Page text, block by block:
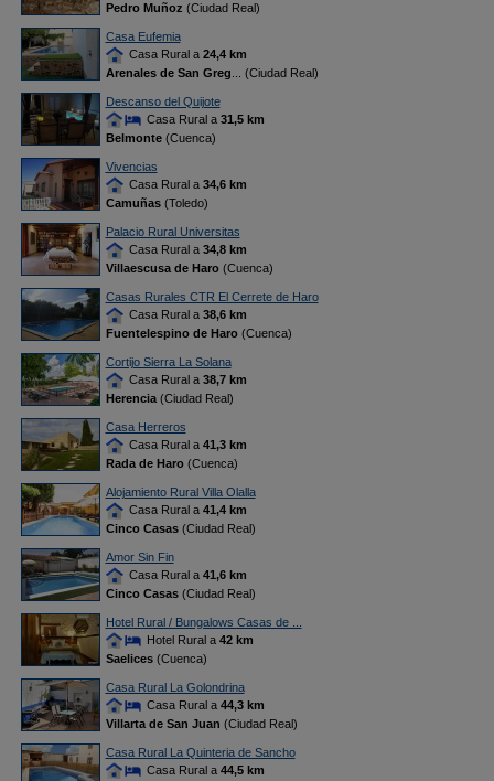
Pedro Muñoz (Ciudad Real)
Casa Eufemia
Casa Rural a 24,4 km
Arenales de San Greg ... (Ciudad Real)
Descanso del Quijote
Casa Rural a 31,5 km
Belmonte(Cuenca)
Vivencias
Casa Rural a 34,6 km
Camuñas(Toledo)
Palacio Rural Universitas
Casa Rural a 34,8 km
Villaescusa de Haro(Cuenca)
Casas Rurales CTR El Cerrete de Haro
Casa Rural a 38,6 km
Fuentelespino de Haro(Cuenca)
Cortijo Sierra La Solana
Casa Rural a 38,7 km
Herencia(Ciudad Real)
Casa Herreros
Casa Rural a 41,3 km
Rada de Haro(Cuenca)
Alojamiento Rural Villa Olalla
Casa Rural a 41,4 km
Cinco Casas(Ciudad Real)
Amor Sin Fin
Casa Rural a 41,6 km
Cinco Casas(Ciudad Real)
Hotel Rural / Bungalows Casas de ...
Hotel Rural a 42 km
Saelices(Cuenca)
Casa Rural La Golondrina
Casa Rural a 44,3 km
Villarta de San Juan (Ciudad Real)
Casa Rural La Quinteria de Sancho
Casa Rural a 44,5 km